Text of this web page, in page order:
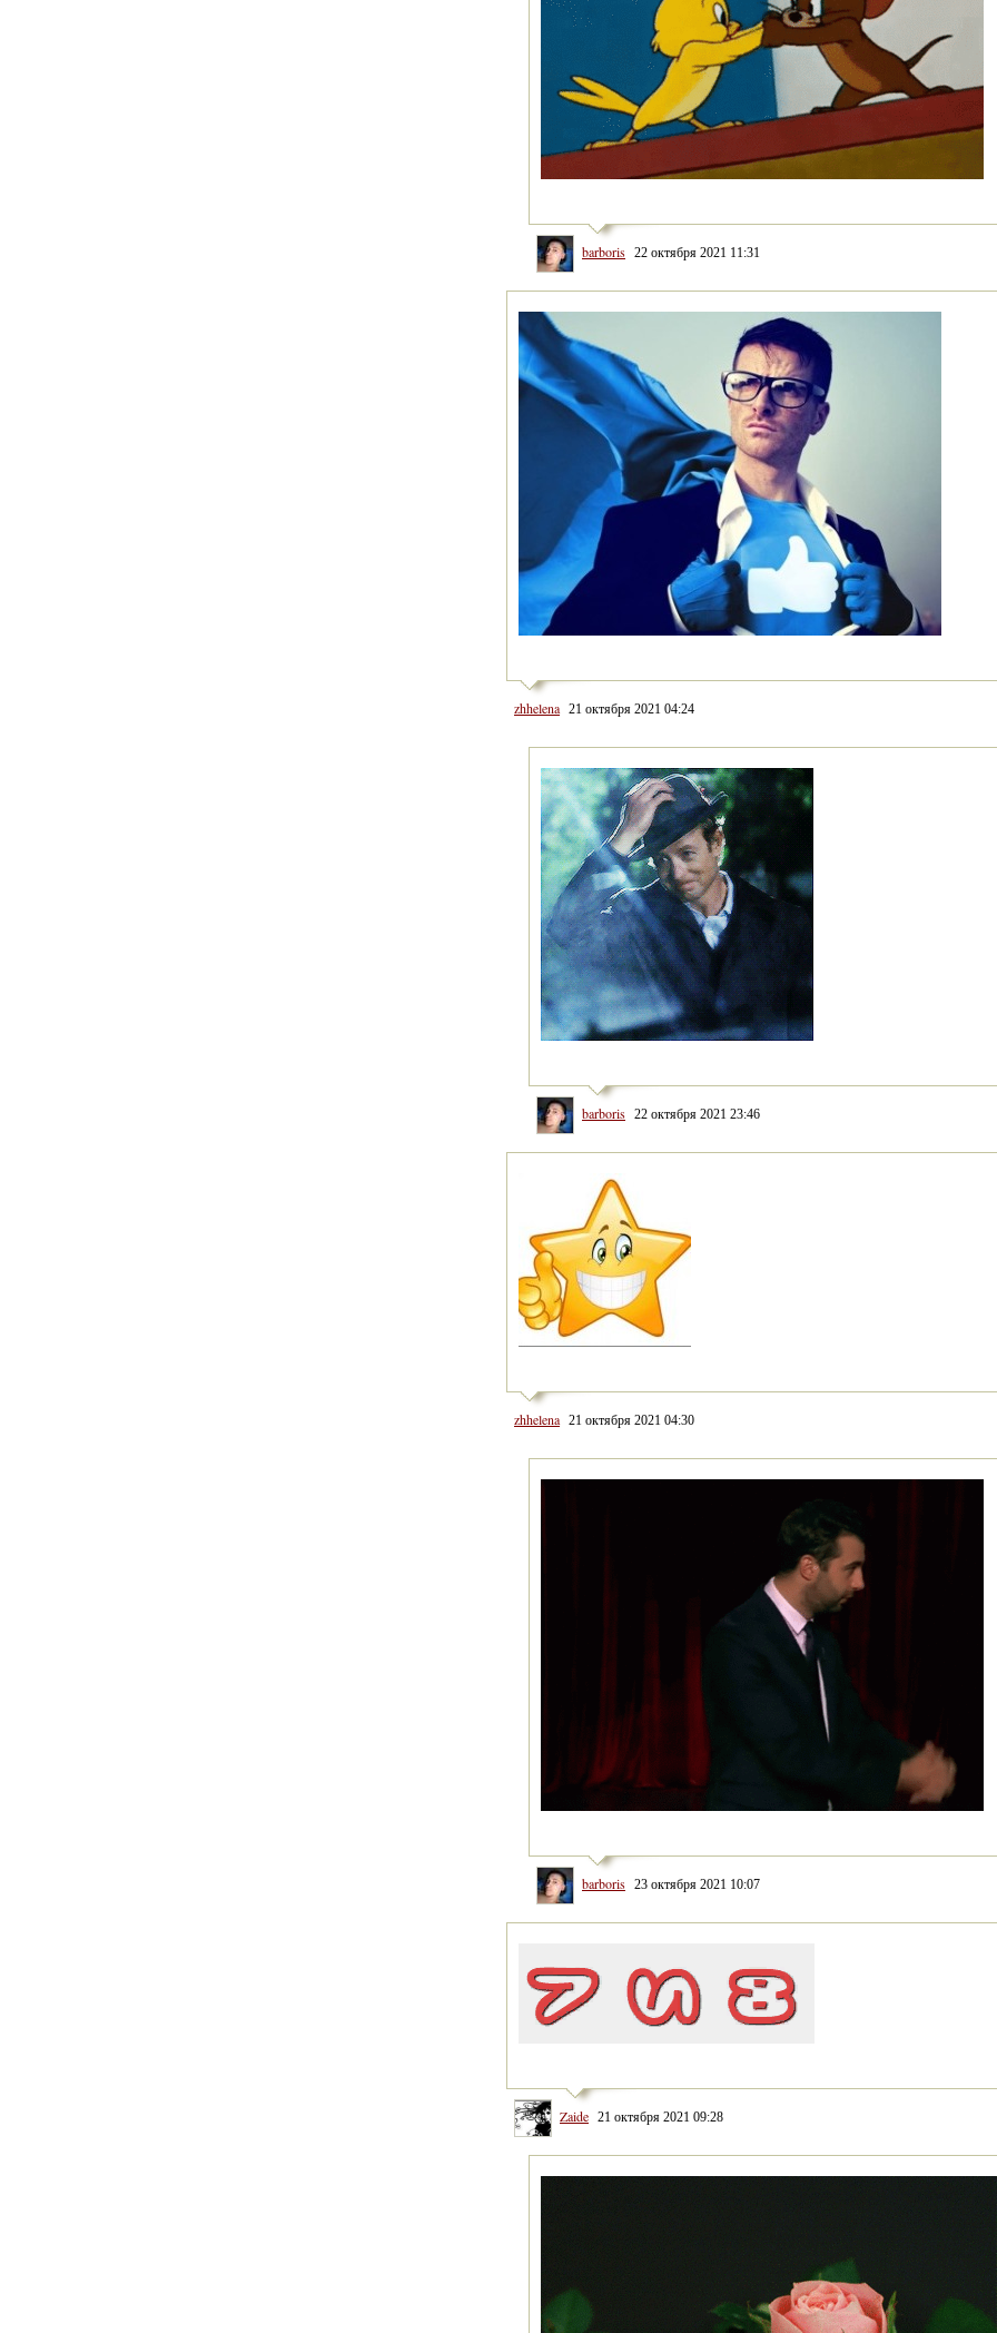
barboris 22 октября 2021 11:31
zhhelena 21 октября 2021 04:24
barboris 22 октября 2021 23:46
zhhelena 21 октября 2021 04:30
barboris 23 октября 2021 10:07
Zaide 21 октября 2021 09:28